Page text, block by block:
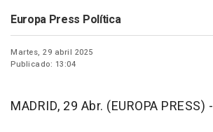
Europa Press Política
Martes, 29 abril 2025
Publicado: 13:04
MADRID, 29 Abr. (EUROPA PRESS) -